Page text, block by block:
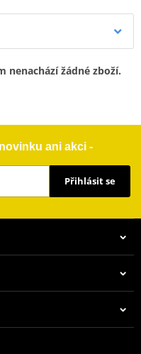
nenachází žádné zboží.
ani akci -
Přihlásit se